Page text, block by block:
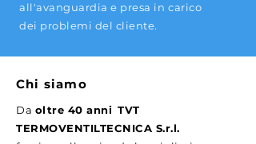
all'avanguardia e presa in carico
dei problemi del cliente.
Chi siamo
Da oltre 40 anni TVT
TERMOVENTILTECNICA S.r.l.